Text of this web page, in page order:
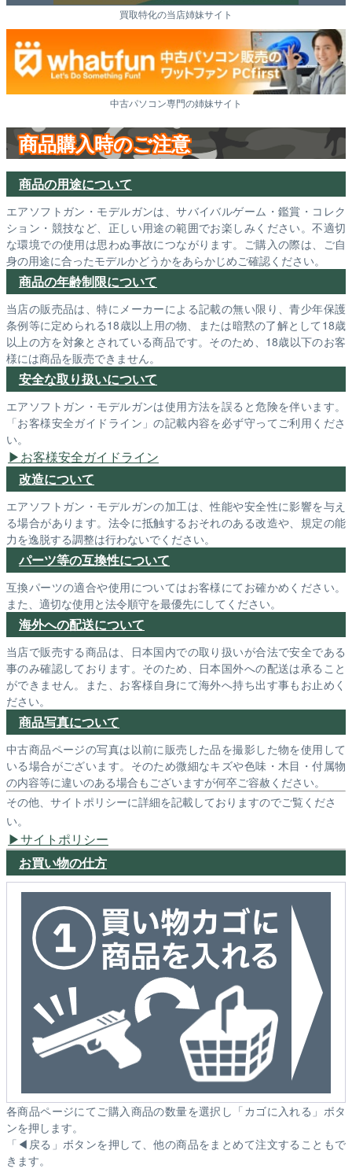
買取特化の当店姉妹サイト
中古パソコン専門の姉妹サイト
商品購入時のご注意
商品の用途について
エアソフトガン・モデルガンは、サバイバルゲーム・鑑賞・コレク
ション・競技など、正しい用途の範囲でお楽しみください。不適切
な環境での使用は思わぬ事故につながります。ご購入の際は、ご自
身の用途に合ったモデルかどうかをあらかじめご確認ください。
商品の年齢制限について
当店の販売品は、特にメーカーによる記載の無い限り、青少年保護
条例等に定められる18歳以上用の物、または暗黙の了解として18歳
以上の方を対象とされている商品です。そのため、18歳以下のお客
様には商品を販売できません。
安全な取り扱いについて
エアソフトガン・モデルガンは使用方法を誤ると危険を伴います。
「お客様安全ガイドライン」の記載内容を必ず守ってご利用くださ
い。
お客様安全ガイドライン
改造について
エアソフトガン・モデルガンの加工は、性能や安全性に影響を与え
る場合があります。法令に抵触するおそれのある改造や、規定の能
力を逸脱する調整は行わないでください。
パーツ等の互換性について
互換パーツの適合や使用についてはお客様にてお確かめください。
また、適切な使用と法令順守を最優先にしてください。
海外への配送について
当店で販売する商品は、日本国内での取り扱いが合法で安全である
事のみ確認しております。そのため、日本国外への配送は承ること
ができません。また、お客様自身にて海外へ持ち出す事もお止めく
ださい。
商品写真について
中古商品ページの写真は以前に販売した品を撮影した物を使用して
いる場合がございます。そのため微細なキズや色味・木目・付属物
の内容等に違いのある場合もございますが何卒ご容赦ください。
その他、サイトポリシーに詳細を記載しておりますのでご覧くださ
い。
サイトポリシー
お買い物の仕方
各商品ページにてご購入商品の数量を選択し「カゴに入れる」ボタ
ンを押します。
「◀戻る」ボタンを押して、他の商品をまとめて注文することもで
きます。